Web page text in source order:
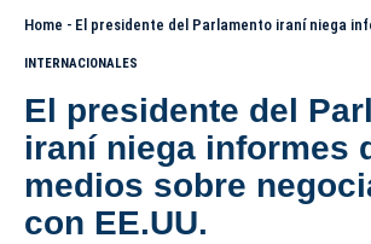
Home - El presidente del Parlamento iraní niega informes de medios
INTERNACIONALES
El presidente del
iraní niega informes
medios sobre
con EE.UU.